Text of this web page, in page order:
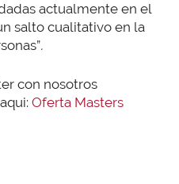
actualmente en el
salto cualitativo en la
.
con nosotros
Oferta Masters